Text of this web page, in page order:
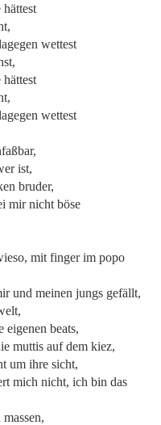
wettest
wettest
ist,
bruder,
mir nicht böse
mit finger im popo
und meinen jungs gefällt,
eigenen beats,
muttis auf dem kiez,
um ihre sicht,
mich nicht, ich bin das